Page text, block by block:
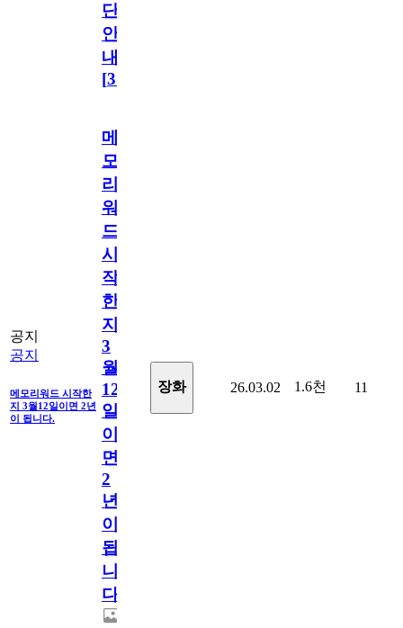
단
안
내
[31
공지
공지
메모리워드 시작한
지 3월12일이면 2년
이 됩니다.
메
모
리
워
드
시
작
한
지
3
월
12
일
이
면
2
년
이
됩
니
다.
장화 26.03.02 1.6천 11